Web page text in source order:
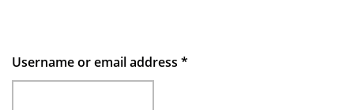
Username or email address *